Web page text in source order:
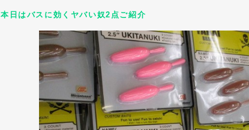
本日はバスに効くヤバい奴2点ご紹介